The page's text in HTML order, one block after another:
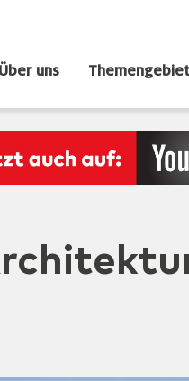
Über uns